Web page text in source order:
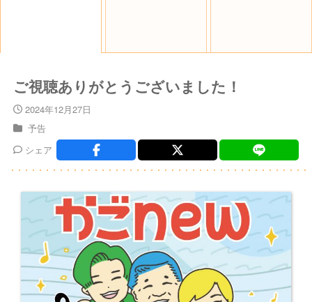
ご視聴ありがとうございました！
2024年12月27日
予告
シェア